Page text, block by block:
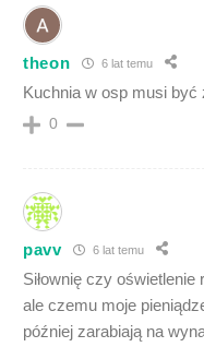
theon 6 lat temu
Kuchnia w osp musi być
0
pavv 6 lat temu
Siłownię czy
ale czemu moje
później zarabiają na